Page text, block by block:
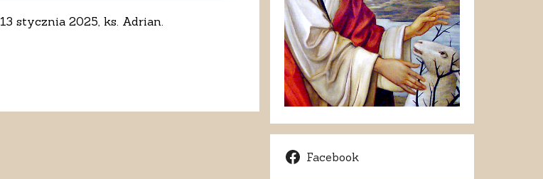
, 13 stycznia 2025, ks. Adrian.
Facebook